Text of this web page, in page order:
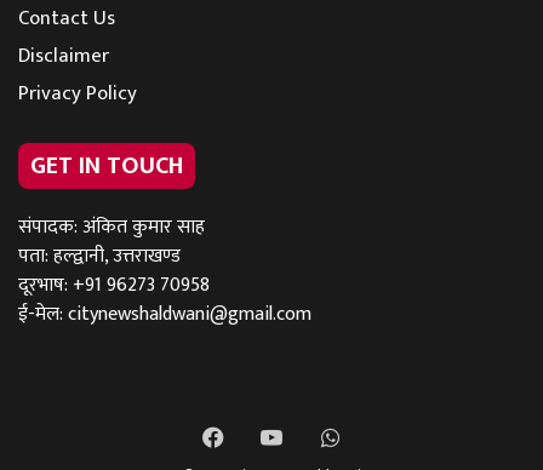
Contact Us
Disclaimer
Privacy Policy
GET IN TOUCH
संपादक: अंकित कुमार साह
पता: हल्द्वानी, उत्तराखण्ड
दूरभाष: +91 96273 70958
ई-मेल:citynewshaldwani@gmail.com
FacebookYouTubeWhatsApp